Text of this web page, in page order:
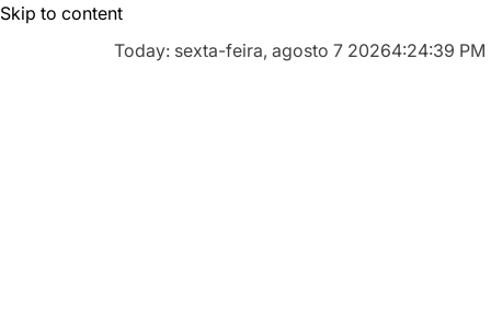
Skip to content
Today: sexta-feira, agosto 7 20264:24:40 PM